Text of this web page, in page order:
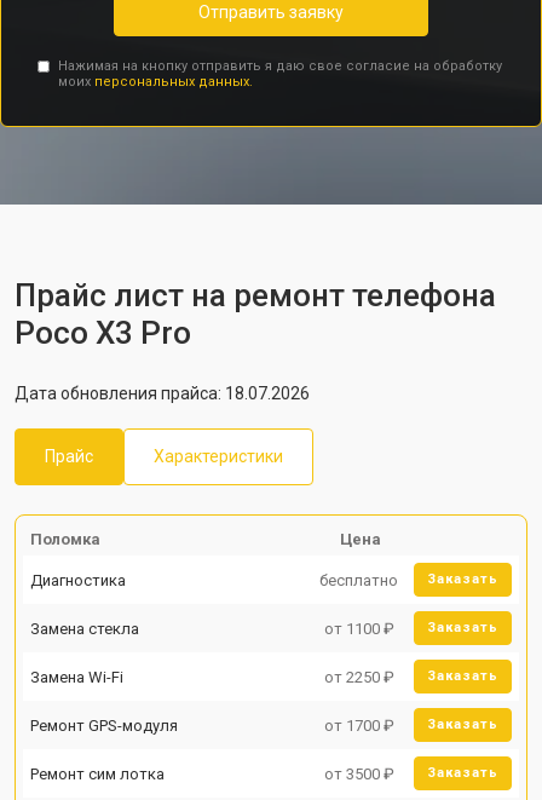
Отправить заявку
Нажимая на кнопку отправить я даю свое согласие на обработку
моих персональных данных.
Прайс лист на ремонт телефона
Poco X3 Pro
Дата обновления прайса: 18.07.2026
Прайс Характеристики
Поломка Цена
Диагностика бесплатно Заказать
Замена стекла от 1100 ₽ Заказать
Замена Wi-Fi от 2250 ₽ Заказать
Ремонт GPS-модуля от 1700 ₽ Заказать
Ремонт сим лотка от 3500 ₽ Заказать